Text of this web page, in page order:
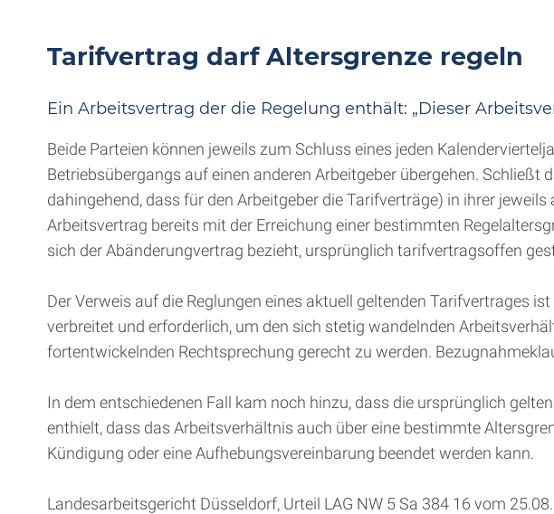
Tarifvertrag darf Altersgrenze regeln
Ein Arbeitsvertrag der die Regelung enthält: „Dieser
Beide Parteien können jeweils zum Schluss eines jeden
Betriebsübergangs auf einen anderen Arbeitgeber übergehen.
dahingehend, dass für den Arbeitgeber die Tarifverträge) in ihrer
Arbeitsvertrag bereits mit der Erreichung einer bestimmten
sich der Abänderungvertrag bezieht, ursprünglich tarifvertragsoffen
Der Verweis auf die Reglungen eines aktuell geltenden Tarifvertrages
verbreitet und erforderlich, um den sich stetig wandelnden
fortentwickelnden Rechtsprechung gerecht zu werden.
In dem entschiedenen Fall kam noch hinzu, dass die ursprünglich
enthielt, dass das Arbeitsverhältnis auch über eine bestimmte
Kündigung oder eine Aufhebungsvereinbarung beendet werden kann.
Landesarbeitsgericht Düsseldorf, Urteil LAG NW 5 Sa 384 16 vom